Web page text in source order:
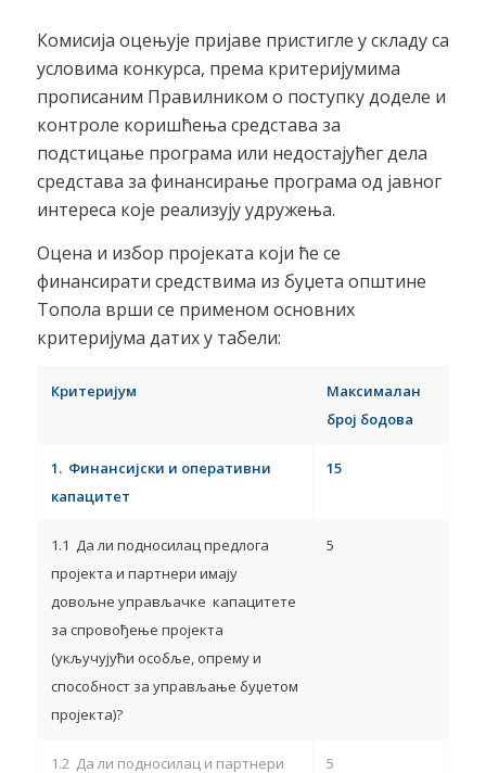
Комисија оцењује пријаве пристигле у складу са
условима конкурса, према критеријумима
прописаним Правилником о поступку доделе и
контроле коришћења средстава за
подстицање програма или недостајућег дела
средстава за финансирање програма од јавног
интереса које реализују удружења.
Оцена и избор пројеката који ће се
финансирати средствима из буџета општине
Топола врши се применом основних
критеријума датих у табели:
Критеријум
Максималан
број бодова
1. Финансијски и оперативни
капацитет
15
1.1 Да ли подносилац предлога
пројекта и партнери имају
довољне управљачке капацитете
за спровођење пројекта
(укључујући особље, опрему и
способност за управљање буџетом
пројекта)?
5
1.2 Да ли подносилац и партнери
5